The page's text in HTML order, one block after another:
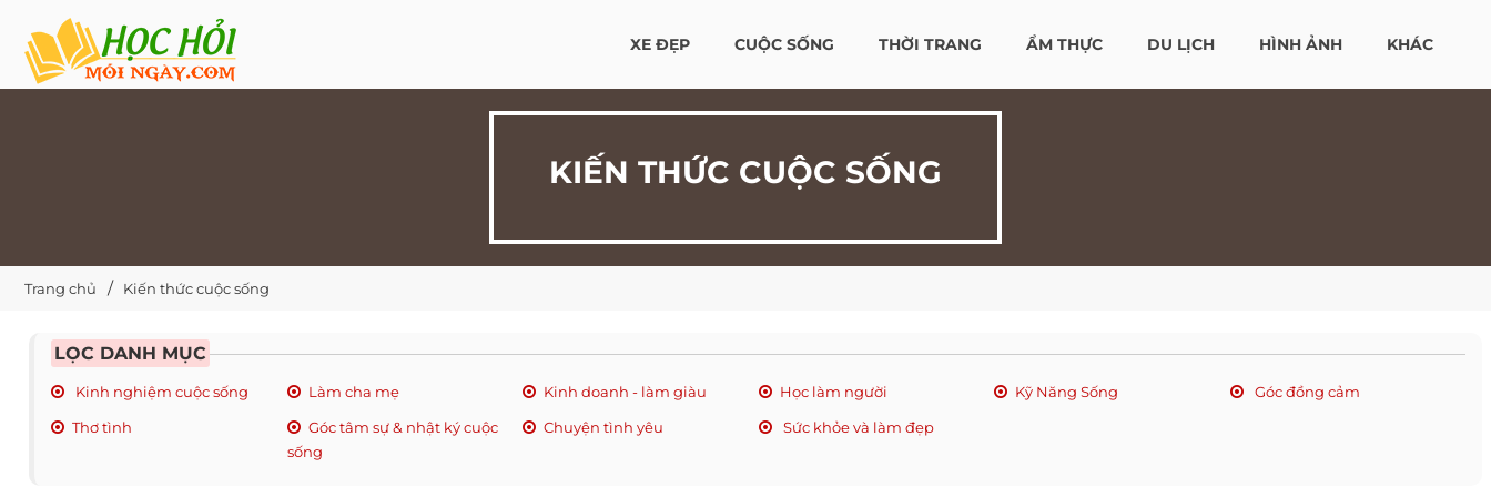
XE ĐẸP CUỘC SỐNG THỜI TRANG ẨM THỰC DU LỊCH HÌNH ẢNH KHÁC
KIẾN THỨC CUỘC SỐNG
Trang chủ Kiến thức cuộc sống
LỌC DANH MỤC
Kinh nghiệm cuộc sống Làm cha mẹ Kinh doanh - làm giàu Học làm người Kỹ Năng Sống
Góc đồng cảm
Thơ tình
Góc tâm sự & nhật ký cuộc
sống
Chuyện tình yêu Sức khỏe và làm đẹp